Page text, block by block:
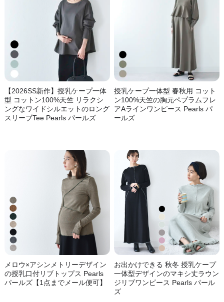
【2026SS新作】授乳ケープ一体
型 コットン100%天竺 リラクシ
ングなワイドシルエットのロング
スリーブTee Pearls パールズ
授乳ケープ一体型 春秋用 コット
ン100%天竺の胸元ペプラムフレ
アAラインワンピース Pearls パ
ールズ
メロウ×アシンメトリーデザイン
の授乳口付リブトップス Pearls
パールズ【1点までメール便可】
お出かけできる 秋冬 授乳ケープ
一体型デザインのマキシ丈ラウン
ジリブワンピース Pearls パール
ズ